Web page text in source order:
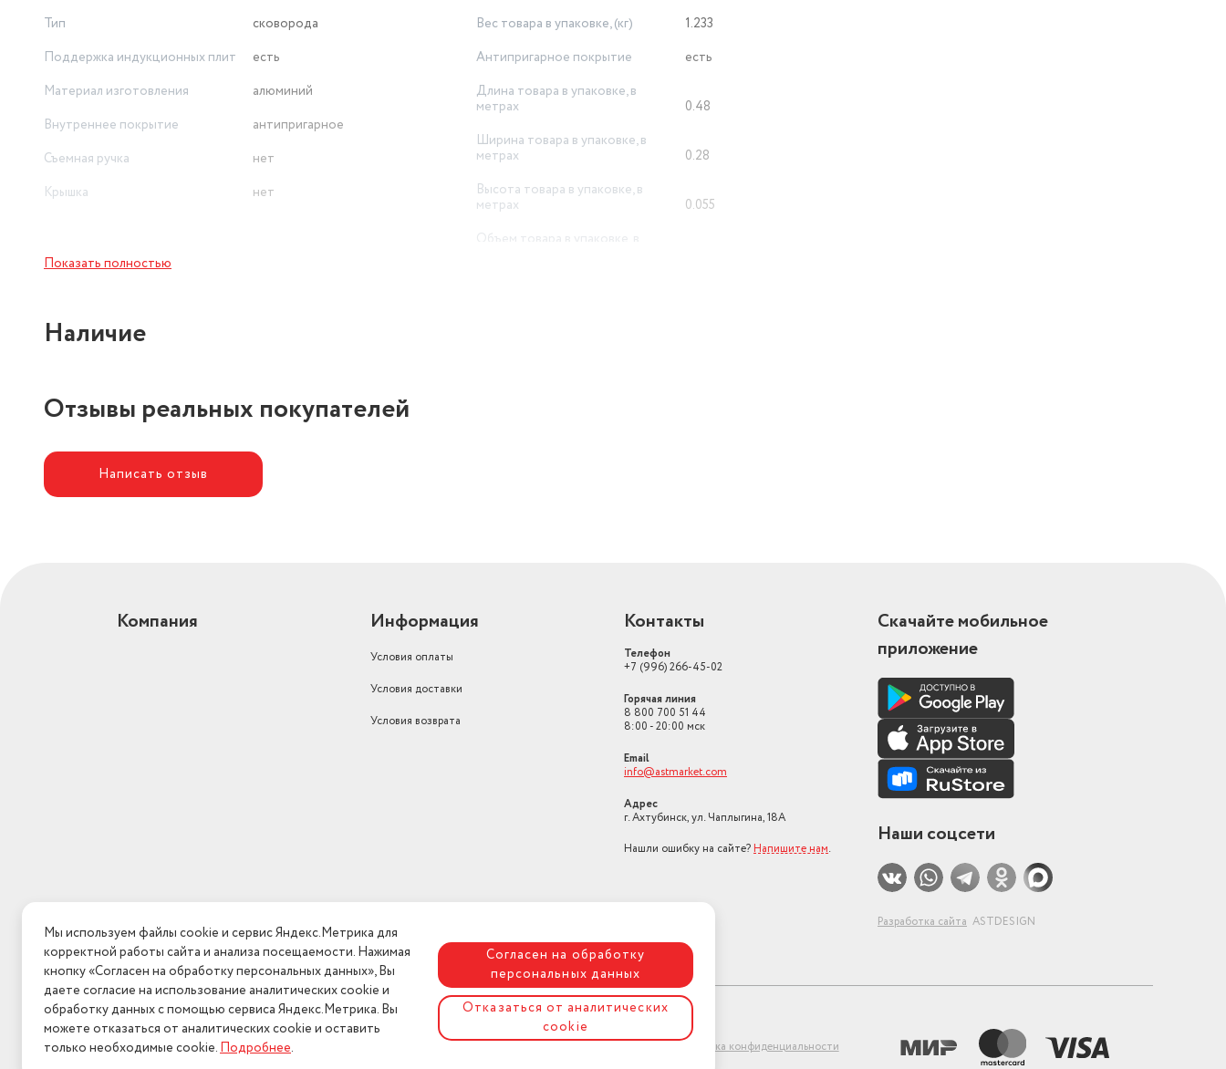
Тип
сковорода
Поддержка индукционных плит
есть
Материал изготовления
алюминий
Внутреннее покрытие
антипригарное
Съемная ручка
нет
Крышка
нет
Вес товара в упаковке, (кг)
1.233
Антипригарное покрытие
есть
Длина товара в упаковке, в
метрах
0.48
Ширина товара в упаковке, в
метрах
0.28
Высота товара в упаковке, в
метрах
0.055
Объем товара в упаковке, в
Показать полностью
Наличие
Отзывы реальных покупателей
Написать отзыв
Компания Информация
Условия оплаты
Условия доставки
Условия возврата
Контакты
Телефон
+7 (996) 266-45-02
Горячая линия
8 800 700 51 44
8:00 - 20:00 мск
Email
info@astmarket.com
Адрес
г. Ахтубинск, ул. Чаплыгина, 18А
Нашли ошибку на сайте? Напишите нам.
Скачайте мобильное
приложение
Наши соцсети
Разработка сайта ASTDESIGN
Политика конфиденциальности
Мы используем файлы cookie и сервис Яндекс.Метрика для
корректной работы сайта и анализа посещаемости. Нажимая
кнопку «Согласен на обработку персональных данных», Вы
даете согласие на использование аналитических cookie и
обработку данных с помощью сервиса Яндекс.Метрика. Вы
можете отказаться от аналитических cookie и оставить
только необходимые cookie.Подробнее.
Согласен на обработку
персональных данных
Отказаться от аналитических
cookie